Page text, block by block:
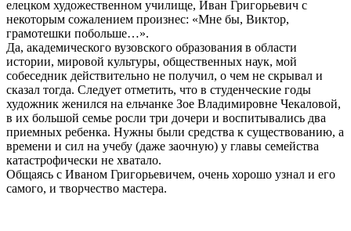
елецком художественном училище, Иван Григорьевич с
некоторым сожалением произнес: «Мне бы, Виктор,
грамотешки побольше…».
Да, академического вузовского образования в области
истории, мировой культуры, общественных наук, мой
собеседник действительно не получил, о чем не скрывал и
сказал тогда. Следует отметить, что в студенческие годы
художник женился на ельчанке Зое Владимировне Чекаловой,
в их большой семье росли три дочери и воспитывались два
приемных ребенка. Нужны были средства к существованию, а
времени и сил на учебу (даже заочную) у главы семейства
катастрофически не хватало.
Общаясь с Иваном Григорьевичем, очень хорошо узнал и его
самого, и творчество мастера.